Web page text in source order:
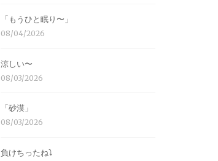
「もうひと眠り〜」
08/04/2026
涼しい〜
08/03/2026
「砂漠」
08/03/2026
負けちったね⤵︎